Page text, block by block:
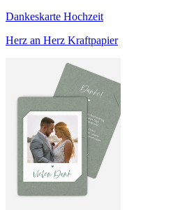
Dankeskarte Hochzeit
Herz an Herz Kraftpapier